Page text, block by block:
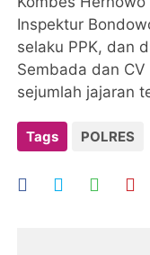
Inspektur
selaku PPK, dan
Sembada dan
sejumlah jajaran
Tags POLRES